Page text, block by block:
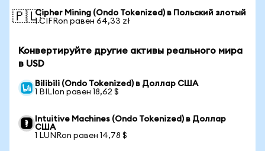
🇵🇱Cipher Mining (Ondo Tokenized) в Польский злотый
1 CIFRon равен 64,33 zł
Конвертируйте другие активы реального мира
в USD
Bilibili (Ondo Tokenized) в Доллар США
1 BILIon равен 18,62 $
Intuitive Machines (Ondo Tokenized) в Доллар
США
1 LUNRon равен 14,78 $